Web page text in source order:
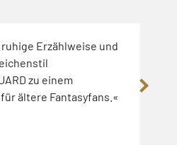
Erzählweise und
zu einem
ältere Fantasyfans.«